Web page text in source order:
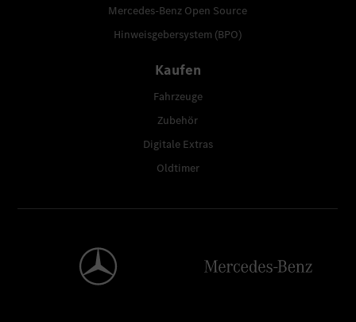
Mercedes-Benz Open Source
Hinweisgebersystem (BPO)
Kaufen
Fahrzeuge
Zubehör
Digitale Extras
Oldtimer